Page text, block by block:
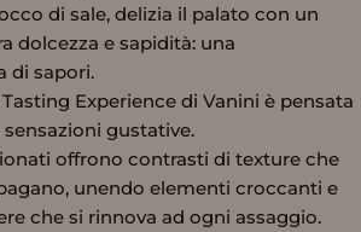
di sale, delizia il palato con un
dolcezza e sapidità: una
di sapori.
Experience di Vanini è pensata
gustative.
offrono contrasti di texture che
unendo elementi croccanti e
che si rinnova ad ogni assaggio.